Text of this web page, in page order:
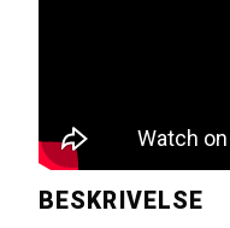
BESKRIVELSE